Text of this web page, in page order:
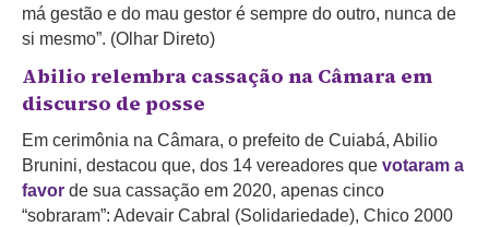
má gestão e do mau gestor é sempre do outro, nunca de
si mesmo”. (Olhar Direto)
Abilio relembra cassação na Câmara em
discurso de posse
Em cerimônia na Câmara, o prefeito de Cuiabá, Abilio
Brunini, destacou que, dos 14 vereadores que votaram a
favor de sua cassação em 2020, apenas cinco
“sobraram”: Adevair Cabral (Solidariedade), Chico 2000